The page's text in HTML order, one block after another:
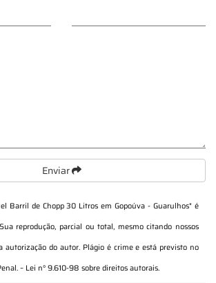
Enviar
Barril de Chopp 30 Litros em Gopoúva - Guarulhos" é
reprodução, parcial ou total, mesmo citando nossos
autorização do autor. Plágio é crime e está previsto no
– Lei n° 9.610-98 sobre direitos autorais.